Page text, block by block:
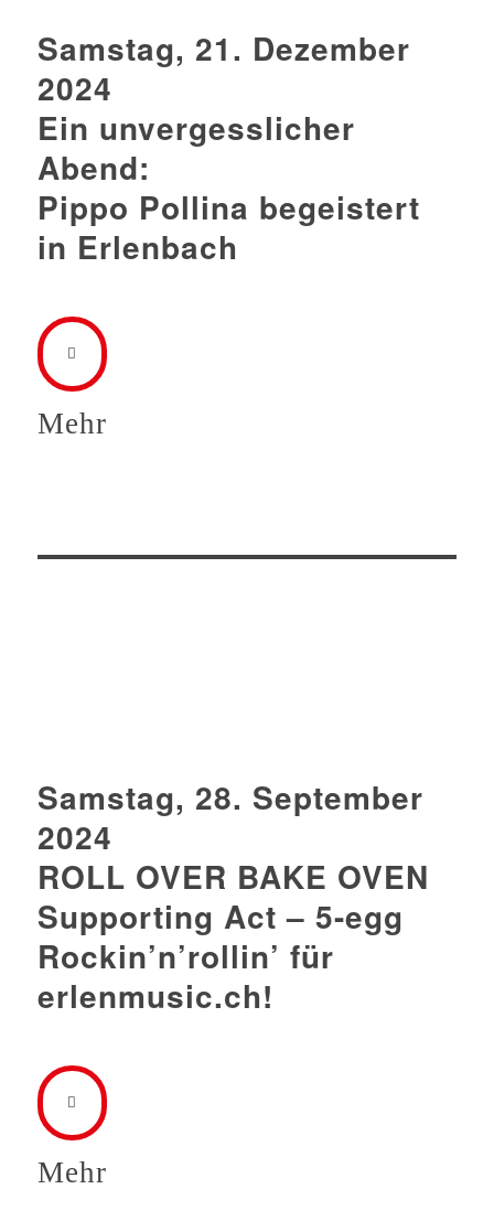
Samstag, 21. Dezember
2024
Ein unvergesslicher
Abend:
Pippo Pollina begeistert
in Erlenbach
Mehr
Samstag, 28. September
2024
ROLL OVER BAKE OVEN
Supporting Act – 5-egg
Rockin’n’rollin’ für
erlenmusic.ch!
Mehr